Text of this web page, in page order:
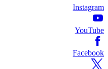
Instagram
YouTube
Facebook